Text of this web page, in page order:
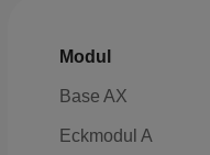
Modul
Base AX
Eckmodul A